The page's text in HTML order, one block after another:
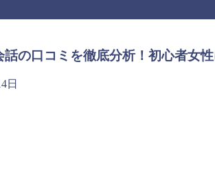
話の口コミを徹底分析！初心者女
日